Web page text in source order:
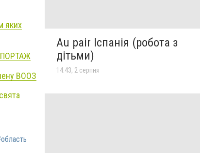
яких
ВООЗ
Au pair Іспанія (робота з
дітьми)
14:43, 2 серпня